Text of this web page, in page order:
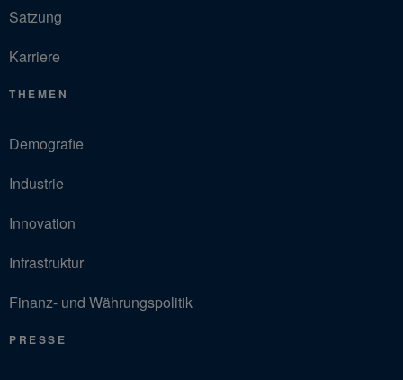
Satzung
Karriere
THEMEN
Demografie
Industrie
Innovation
Infrastruktur
Finanz- und Währungspolitik
PRESSE